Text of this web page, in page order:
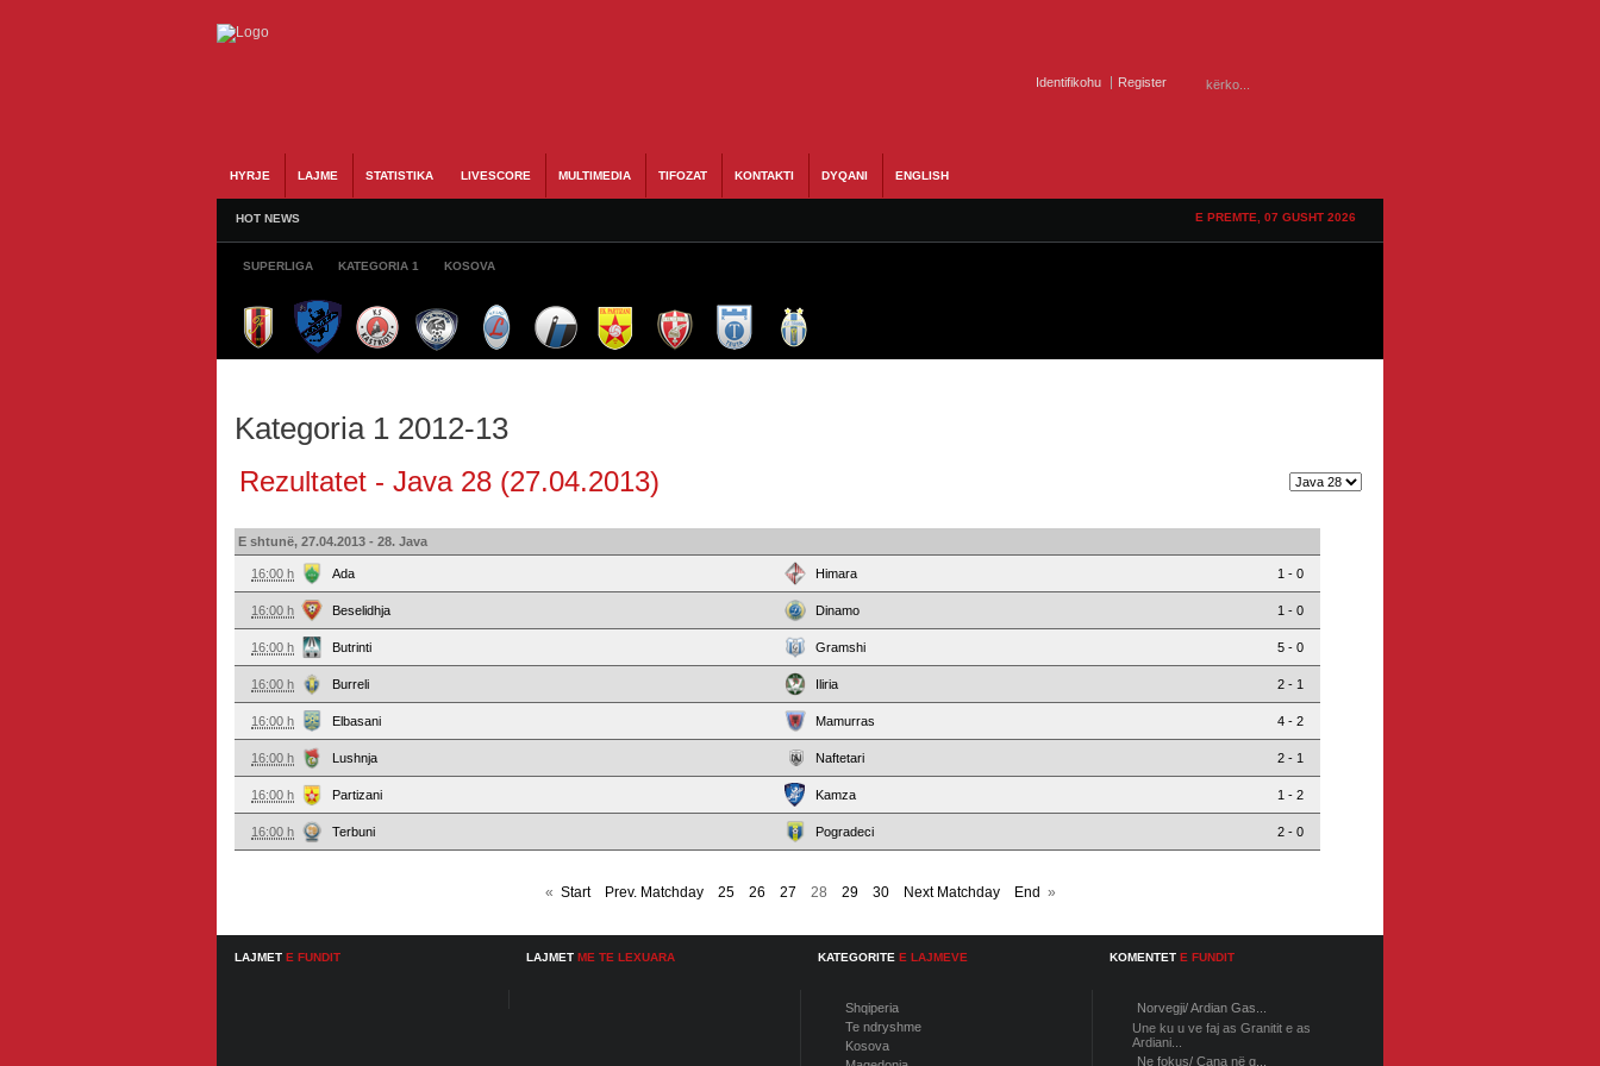
Identifikohu Register
HYRJE LAJME STATISTIKA LIVESCORE MULTIMEDIA TIFOZAT KONTAKTI DYQANI ENGLISH
HOT NEWS E PREMTE, 07 GUSHT 2026
SUPERLIGA KATEGORIA 1 KOSOVA
Kategoria 1 2012-13
Rezultatet - Java 28 (27.04.2013)
E shtunë, 27.04.2013 - 28. Java
16:00 h Ada Himara 1 - 0
16:00 h Beselidhja Dinamo 1 - 0
16:00 h Butrinti Gramshi 5 - 0
16:00 h Burreli Iliria 2 - 1
16:00 h Elbasani Mamurras 4 - 2
16:00 h Lushnja Naftetari 2 - 1
16:00 h Partizani Kamza 1 - 2
16:00 h Terbuni Pogradeci 2 - 0
« Start Prev. Matchday 25 26 27 28 29 30 Next Matchday End »
LAJMET E FUNDIT LAJMET ME TE LEXUARA KATEGORITE E LAJMEVE
Shqiperia
Te ndryshme
Kosova
KOMENTET E FUNDIT
Norvegji/ Ardian Gas...
Une ku u ve faj as Granitit e as
Ardiani...
Ne fokus/ Cana në g...